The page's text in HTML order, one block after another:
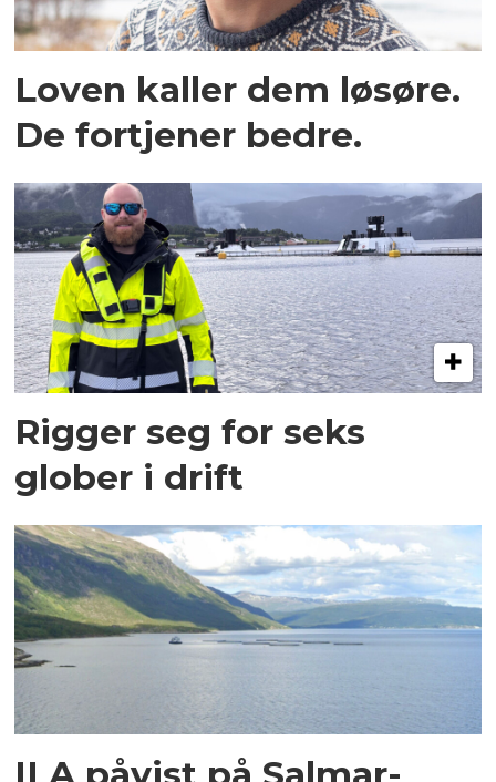
Loven kaller dem løsøre.
De fortjener bedre.
Rigger seg for seks
glober i drift
ILA påvist på Salmar-